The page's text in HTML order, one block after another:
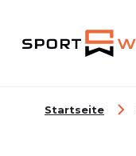
Startseite